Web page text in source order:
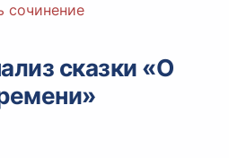
сочинение
сказки «О